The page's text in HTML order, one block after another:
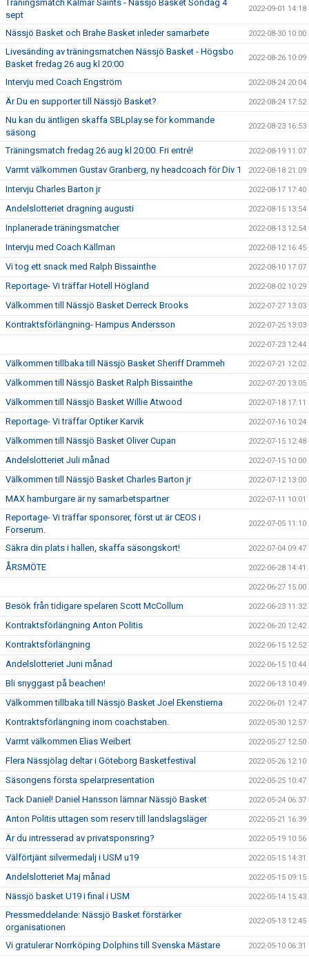
Träningsmatch Kalmar Saints - Nässjö Basket Söndag 4
sept
2022-09-01 14:18
Nässjö Basket och Brahe Basket inleder samarbete 2022-08-30 10:00
Livesänding av träningsmatchen Nässjö Basket - Högsbo
Basket fredag 26 aug kl 20:00
2022-08-26 10:09
Intervju med Coach Engström 2022-08-24 20:04
Är Du en supporter till Nässjö Basket? 2022-08-24 17:52
Nu kan du äntligen skaffa SBLplay.se för kommande
säsong
2022-08-23 16:53
Träningsmatch fredag 26 aug kl 20:00. Fri entré! 2022-08-19 11:07
Varmt välkommen Gustav Granberg, ny headcoach för Div 1 2022-08-18 21:09
Intervju Charles Barton jr 2022-08-17 17:40
Andelslotteriet dragning augusti 2022-08-15 13:54
Inplanerade träningsmatcher 2022-08-13 12:54
Intervju med Coach Källman 2022-08-12 16:45
Vi tog ett snack med Ralph Bissainthe 2022-08-10 17:07
Reportage- Vi träffar Hotell Högland 2022-08-02 10:29
Välkommen till Nässjö Basket Derreck Brooks 2022-07-27 13:03
Kontraktsförlängning- Hampus Andersson 2022-07-25 13:03
2022-07-23 12:44
Välkommen tillbaka till Nässjö Basket Sheriff Drammeh 2022-07-21 12:02
Välkommen till Nässjö Basket Ralph Bissainthe 2022-07-20 13:05
Välkommen till Nässjö Basket Willie Atwood 2022-07-18 17:11
Reportage- Vi träffar Optiker Karvik 2022-07-16 10:24
Välkommen till Nässjö Basket Oliver Cupan 2022-07-15 12:48
Andelslotteriet Juli månad 2022-07-15 10:00
Välkommen till Nässjö Basket Charles Barton jr 2022-07-12 13:00
MAX hamburgare är ny samarbetspartner 2022-07-11 10:01
Reportage- Vi träffar sponsorer, först ut är CEOS i
Forserum.
2022-07-05 11:10
Säkra din plats i hallen, skaffa säsongskort! 2022-07-04 09:47
ÅRSMÖTE 2022-06-28 14:41
2022-06-27 15:00
Besök från tidigare spelaren Scott McCollum 2022-06-23 11:32
Kontraktsförlängning Anton Politis 2022-06-20 12:42
Kontraktsförlängning 2022-06-15 12:52
Andelslotteriet Juni månad 2022-06-15 10:44
Bli snyggast på beachen! 2022-06-13 10:49
Välkommen tillbaka till Nässjö Basket Joel Ekenstierna 2022-06-01 12:47
Kontraktsförlängning inom coachstaben. 2022-05-30 12:57
Varmt välkommen Elias Weibert 2022-05-27 12:50
Flera Nässjölag deltar i Göteborg Basketfestival 2022-05-26 12:10
Säsongens första spelarpresentation 2022-05-25 10:47
Tack Daniel! Daniel Hansson lämnar Nässjö Basket 2022-05-24 06:37
Anton Politis uttagen som reserv till landslagsläger 2022-05-21 16:39
Är du intresserad av privatsponsring? 2022-05-19 10:56
Välförtjänt silvermedalj i USM u19 2022-05-15 14:31
Andelslotteriet Maj månad 2022-05-15 09:15
Nässjö basket U19 i final i USM 2022-05-14 15:43
Pressmeddelande: Nässjö Basket förstärker
organisationen
2022-05-13 12:45
Vi gratulerar Norrköping Dolphins till Svenska Mästare 2022-05-10 06:31